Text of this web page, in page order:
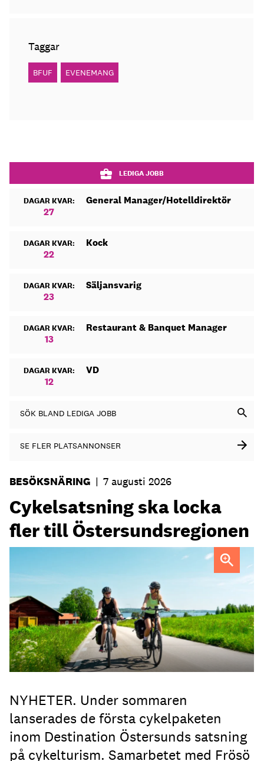
Taggar
BFUF EVENEMANG
LEDIGA JOBB
DAGAR KVAR:
27
General Manager/Hotelldirektör
DAGAR KVAR:
22
Kock
DAGAR KVAR:
23
Säljansvarig
DAGAR KVAR:
13
Restaurant & Banquet Manager
DAGAR KVAR:
12
VD
SÖK BLAND LEDIGA JOBB
SE FLER PLATSANNONSER
BESÖKSNÄRING | 7 augusti 2026
Cykelsatsning ska locka
fler till Östersundsregionen
NYHETER. Under sommaren
lanserades de första cykelpaketen
inom Destination Östersunds satsning
på cykelturism. Samarbetet med Frösö